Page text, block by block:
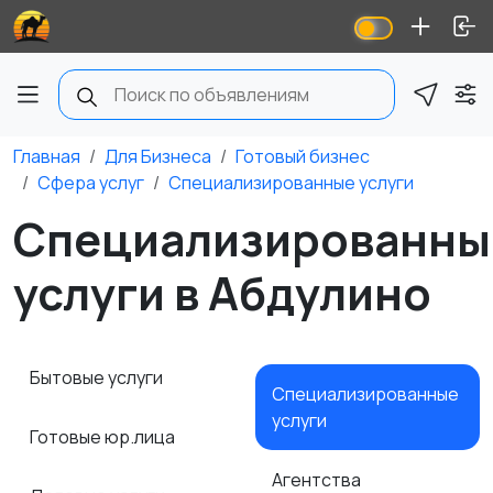
Главная Для Бизнеса
Готовый бизнес
Сфера услуг
Специализированные услуги
услуги в Абдулино
Бытовые услуги
Готовые юр.лица
Специализированные
услуги
Агентства